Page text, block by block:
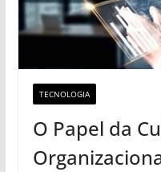
TECNOLOGIA
O Papel da